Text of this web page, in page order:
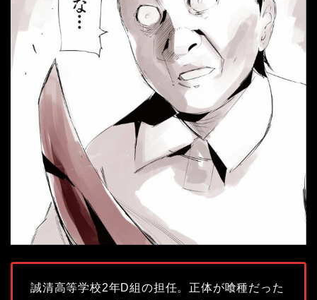
誠清高等学校2年D組の担任。正体が喰種だった